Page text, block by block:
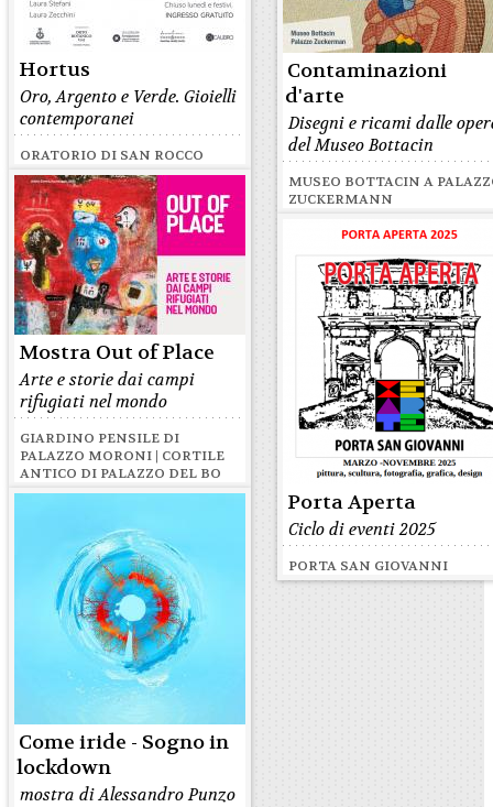
Hortus
Oro, Argento e Verde. Gioielli
contemporanei
ORATORIO DI SAN ROCCO
Contaminazioni
d'arte
Disegni e ricami dalle
del Museo Bottacin
MUSEO BOTTACIN A
ZUCKERMANN
Mostra Out of Place
Arte e storie dai campi
rifugiati nel mondo
GIARDINO PENSILE DI
PALAZZO MORONI | CORTILE
ANTICO DI PALAZZO DEL BO
Porta Aperta
Ciclo di eventi 2025
PORTA SAN GIOVANNI
Come iride - Sogno in
lockdown
mostra di Alessandro Punzo